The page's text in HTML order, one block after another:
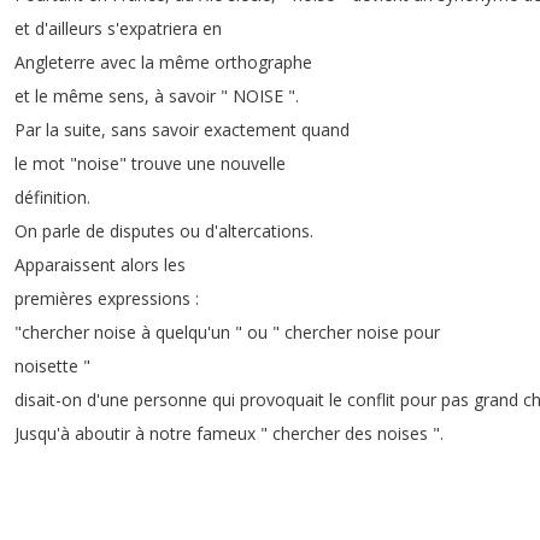
et d'ailleurs s'expatriera en
Angleterre avec la même orthographe
et le même sens, à savoir " NOISE ".
Par la suite, sans savoir exactement quand
le mot "noise"trouve une nouvelle
définition.
On parle de disputes ou d'altercations.
Apparaissent alors les
premières expressions :
"chercher noise à quelqu'un " ou " chercher noise pour
noisette "
disait-on d'une personne qui provoquait le conflit pour pas grand
Jusqu'à aboutir à notre fameux " chercher des noises ".